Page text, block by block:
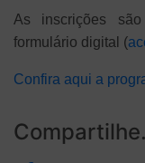
As inscrições
formulário digital (
Confira aqui a